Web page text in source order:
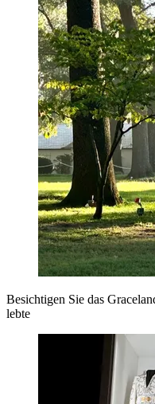
Besichtigen Sie das
lebte